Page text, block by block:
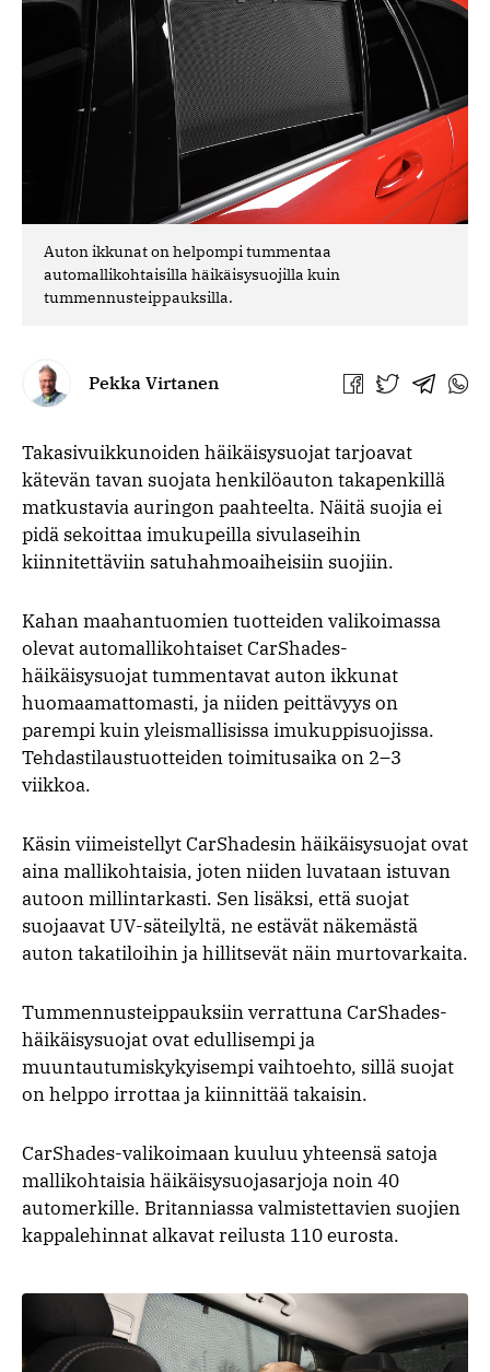
Auton ikkunat on helpompi tummentaa
automallikohtaisilla häikäisysuojilla kuin
tummennusteippauksilla.
Pekka Virtanen
Jaa Jaa Jaa Jaa
Takasivuikkunoiden häikäisysuojat tarjoavat
kätevän tavan suojata henkilöauton takapenkillä
matkustavia auringon paahteelta. Näitä suojia ei
pidä sekoittaa imukupeilla sivulaseihin
kiinnitettäviin satuhahmoaiheisiin suojiin.
Kahan maahantuomien tuotteiden valikoimassa
olevat automallikohtaiset CarShades-
häikäisysuojat tummentavat auton ikkunat
huomaamattomasti, ja niiden peittävyys on
parempi kuin yleismallisissa imukuppisuojissa.
Tehdastilaustuotteiden toimitusaika on 2–3
viikkoa.
Käsin viimeistellyt CarShadesin häikäisysuojat ovat
aina mallikohtaisia, joten niiden luvataan istuvan
autoon millintarkasti. Sen lisäksi, että suojat
suojaavat UV-säteilyltä, ne estävät näkemästä
auton takatiloihin ja hillitsevät näin murtovarkaita.
Tummennusteippauksiin verrattuna CarShades-
häikäisysuojat ovat edullisempi ja
muuntautumiskykyisempi vaihtoehto, sillä suojat
on helppo irrottaa ja kiinnittää takaisin.
CarShades-valikoimaan kuuluu yhteensä satoja
mallikohtaisia häikäisysuojasarjoja noin 40
automerkille. Britanniassa valmistettavien suojien
kappalehinnat alkavat reilusta 110 eurosta.